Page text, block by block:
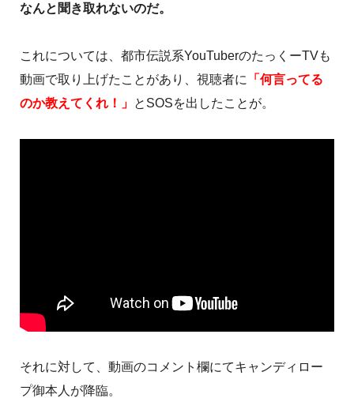
なんと聞き取れないのだ。
これについては、都市伝説系YouTuberのたっくーTVも
動画で取り上げたことがあり、視聴者に
「何言ってる
のか教えてくれ！」 とSOSを出したことが。
それに対して、動画のコメント欄にてキャンディロー
プ御本人が降臨。